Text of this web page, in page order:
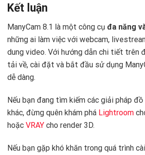
Kết luận
ManyCam 8.1 là một công cụ đa năng
những ai làm việc với webcam,
dung video. Với hướng dẫn chi tiết trên
tải về, cài đặt và bắt đầu sử dụng
dễ dàng.
Nếu bạn đang tìm kiếm các giải pháp đồ
khác, đừng quên khám phá Lightroom
hoặc VRAY cho render 3D.
Nếu bạn gặp khó khăn trong quá trình